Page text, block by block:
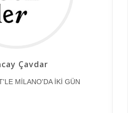
Çavdar
MİLANO'DA İKİ GÜN